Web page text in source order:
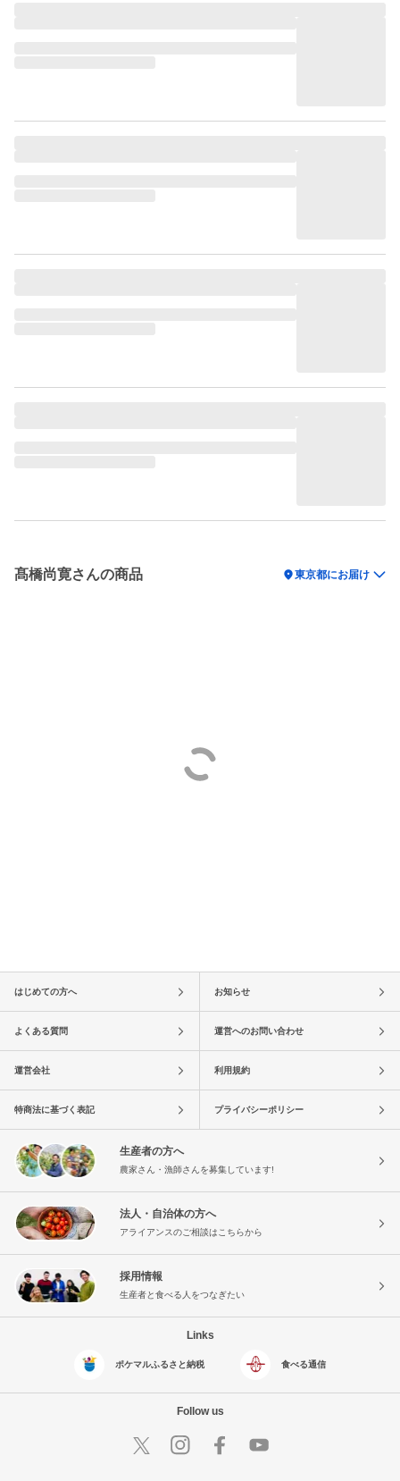
髙橋尚寛さんの商品 location_on東京都にお届け
はじめての方へ お知らせ
よくある質問 運営へのお問い合わせ
運営会社 利用規約
特商法に基づく表記 プライバシーポリシー
生産者の方へ
農家さん・漁師さんを募集しています!
法人・自治体の方へ
アライアンスのご相談はこちらから
採用情報
生産者と食べる人をつなぎたい
Links
ポケマルふるさと納税 食べる通信
Follow us